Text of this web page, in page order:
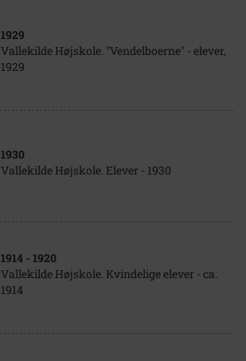
1929
Vallekilde Højskole. "Vendelboerne" - elever,
1929
1930
Vallekilde Højskole. Elever - 1930
1914 - 1920
Vallekilde Højskole. Kvindelige elever - ca.
1914